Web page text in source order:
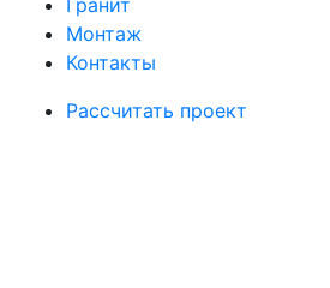
Гранит
Монтаж
Контакты
Рассчитать проект